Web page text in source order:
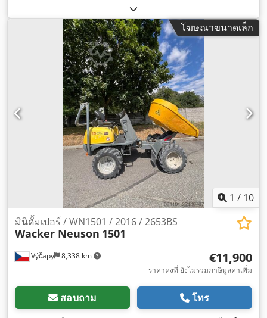
2020
อุปกรณ์:เครื่องปรับอากาศ,
โฆษณาขนาดเล็ก
1 / 10
Výčapy 8,338 km
มินิดั้มเปอร์ / WN1501 / 2016 / 2653BS
Wacker Neuson 1501
€11,900
ราคาคงที่ ยังไม่รวมภาษีมูลค่าเพิ่ม
สอบถาม โทร